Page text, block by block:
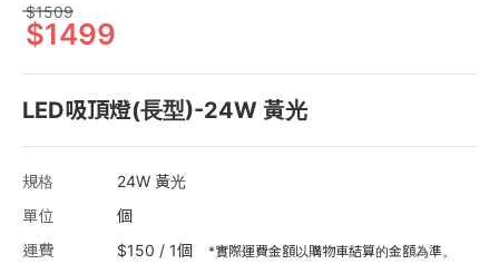
1509
1499
LED吸頂燈(長型)-24W 黃光
規格
24W 黃光
單位
個
運費
$150 / 1個 *實際運費金額以購物車結算的金額為準。